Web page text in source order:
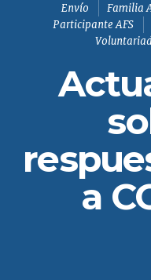
Envío Familia
Participante AFS
a